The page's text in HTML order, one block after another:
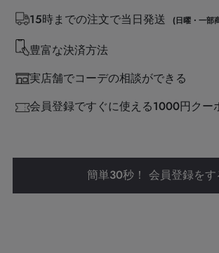
15時までの注文で当日発送
(日曜・一部
豊富な決済方法
実店舗でコーデの相談ができる
会員登録ですぐに使える1000円クー
簡単30秒！ 会員登録をす